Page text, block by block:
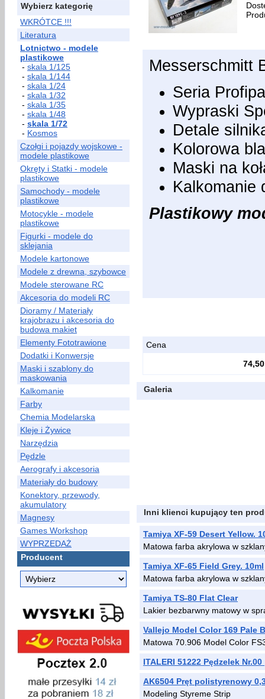
Wybierz kategorię
WKRÓTCE !!!
Literatura
Lotnictwo - modele
plastikowe
- skala 1/125
- skala 1/144
- skala 1/24
- skala 1/32
- skala 1/35
- skala 1/48
- skala 1/72
- Kosmos
Czołgi i pojazdy wojskowe -
modele plastikowe
Okręty i Statki - modele
plastikowe
Samochody - modele
plastikowe
Motocykle - modele
plastikowe
Figurki - modele do
sklejania
Modele kartonowe
Modele z drewna, szybowce
Modele sterowane RC
Akcesoria do modeli RC
Dioramy / Materiały
krajobrazu i akcesoria do
budowa makiet
Elementy Fototrawione
Dodatki i Konwersje
Maski i szablony do
maskowania
Kalkomanie
Farby
Chemia Modelarska
Kleje i Żywice
Narzędzia
Pędzle
Aerografy i akcesoria
Materiały do budowy
Konektory, przewody,
akumulatory
Magnesy
Games Workshop
WYPRZEDAŻ
Producent
Messerschmitt
Seria
Wypraski
Detale
Kolorowa
Maski na
Kalkomanie
Plastikowy
Cena
74,50
Galeria
Inni klienci kupujący ten
Tamiya XF-59 Desert Yellow.
Matowa farba akrylowa w
Tamiya XF-65 Field Grey. 10ml
Matowa farba akrylowa w
Tamiya TS-80 Flat Clear
Lakier bezbarwny matowy w
Vallejo Model Color 169 Pale
Matowa 70.906 Model Color
ITALERI 51222 Pędzelek Nr.00
AK6504 Pręt polistyrenowy
Modeling Styreme Strip